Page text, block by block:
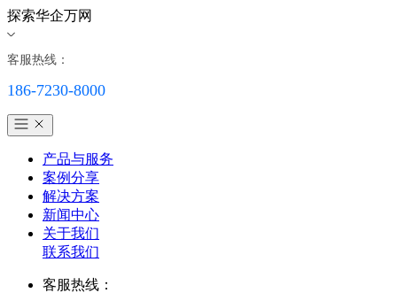
探索华企万网
客服热线：
186-7230-8000
产品与服务
案例分享
解决方案
新闻中心
关于我们
联系我们
客服热线：